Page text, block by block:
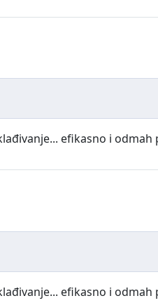
efikasno i
efikasno i